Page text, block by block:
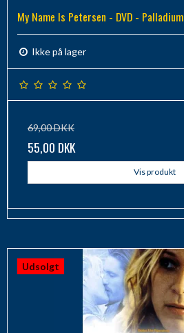
My Name Is Petersen - DVD - Palladium
Ikke på lager
69,00 DKK
55,00 DKK
Vis produkt
Udsolgt